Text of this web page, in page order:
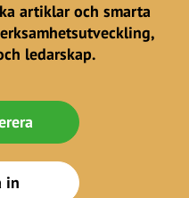
artiklar och smarta
ledarskap.
in